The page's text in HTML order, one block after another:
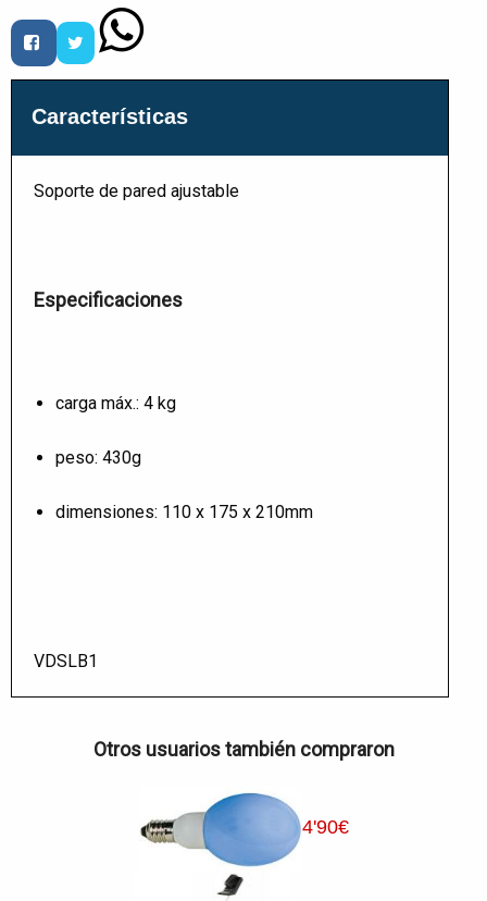
Características
Soporte de pared ajustable
Especificaciones
carga máx.: 4 kg
peso: 430g
dimensiones: 110 x 175 x 210mm
VDSLB1
Otros usuarios también compraron
4'90€